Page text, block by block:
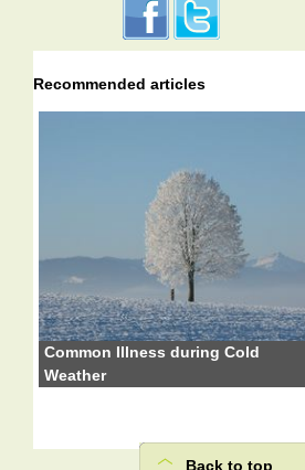
Recommended articles
Common Illness during Cold
Weather
Back to top